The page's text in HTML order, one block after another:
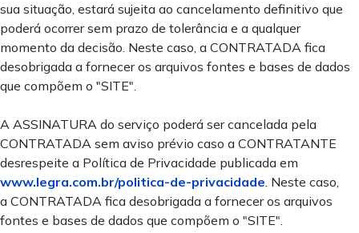
sua situação, estará sujeita ao cancelamento definitivo que
poderá ocorrer sem prazo de tolerância e a qualquer
momento da decisão. Neste caso, a CONTRATADA fica
desobrigada a fornecer os arquivos fontes e bases de dados
que compõem o "SITE".
A ASSINATURA do serviço poderá ser cancelada pela
CONTRATADA sem aviso prévio caso a CONTRATANTE
desrespeite a Política de Privacidade publicada em
www.legra.com.br/politica-de-privacidade. Neste caso,
a CONTRATADA fica desobrigada a fornecer os arquivos
fontes e bases de dados que compõem o "SITE".